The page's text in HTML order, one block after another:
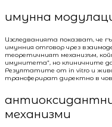
имунна
Изследванията показват, че
имунния отговор чрез
теоретичният механизъм,
имунитета“, но клиничните
Резултатите от in vitro и
трансферират директно в
механизми